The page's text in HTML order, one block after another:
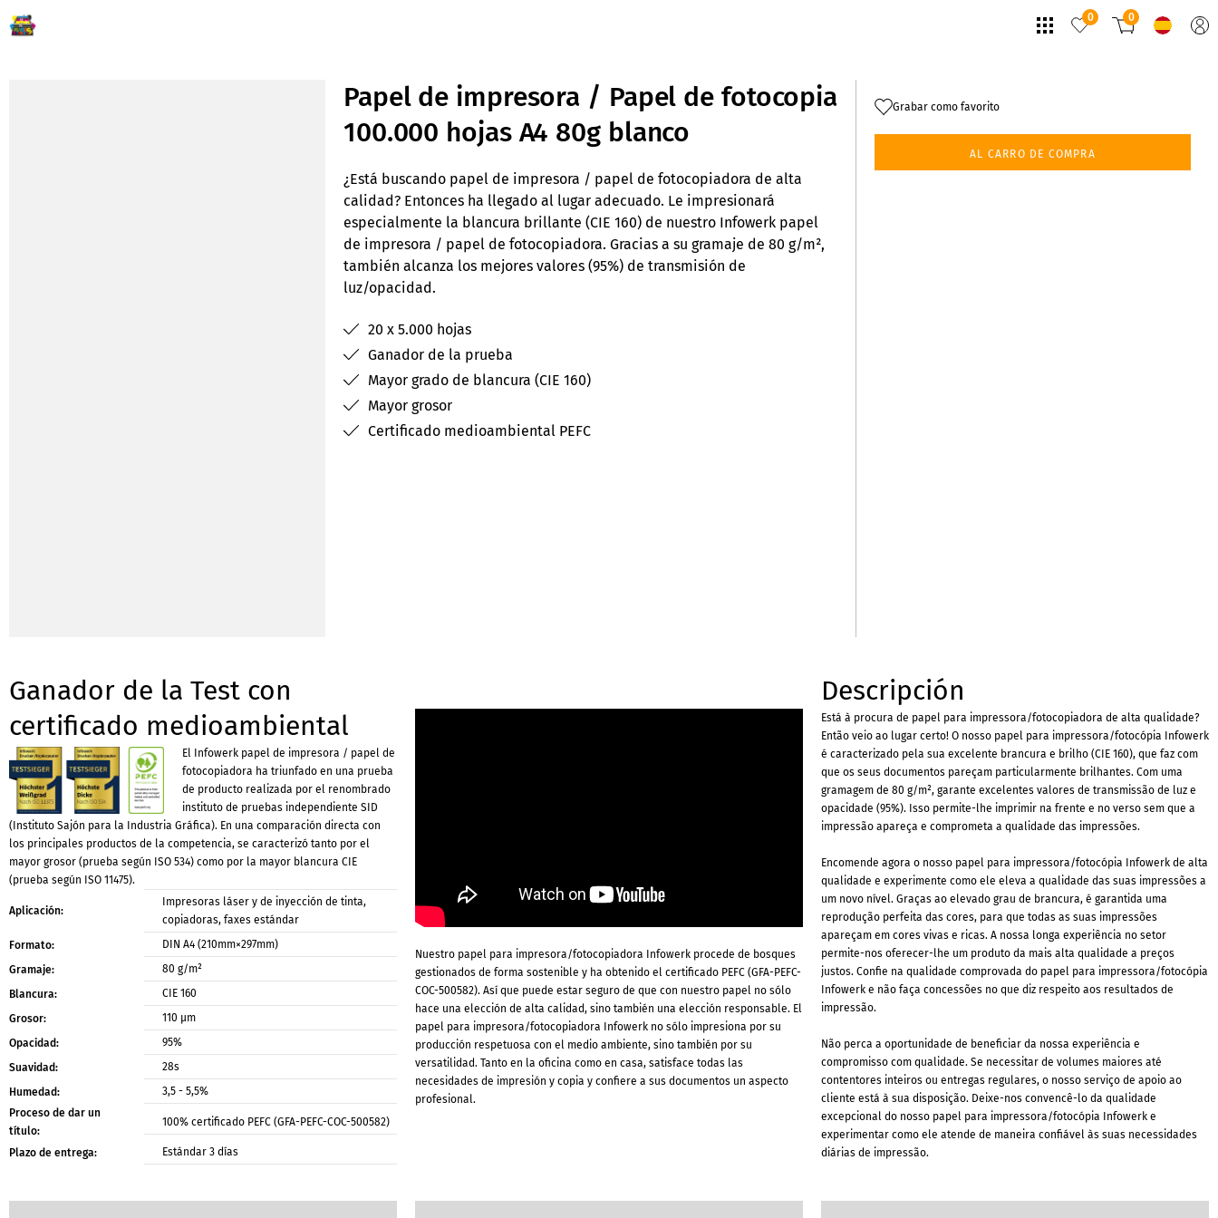
0 0
Papel de impresora / Papel de fotocopia
100.000 hojas A4 80g blanco
¿Está buscando papel de impresora / papel de fotocopiadora de alta
calidad? Entonces ha llegado al lugar adecuado. Le impresionará
especialmente la blancura brillante (CIE 160) de nuestro Infowerk papel
de impresora / papel de fotocopiadora. Gracias a su gramaje de 80 g/m²,
también alcanza los mejores valores (95%) de transmisión de
luz/opacidad.
20 x 5.000 hojas
Ganador de la prueba
Mayor grado de blancura (CIE 160)
Mayor grosor
Certificado medioambiental PEFC
Grabar como favorito
AL CARRO DE COMPRA
Ganador de la Test con
certificado medioambiental
El Infowerk papel de impresora / papel de
fotocopiadora ha triunfado en una prueba
de producto realizada por el renombrado
instituto de pruebas independiente SID
(Instituto Sajón para la Industria Gráfica). En una comparación directa con
los principales productos de la competencia, se caracterizó tanto por el
mayor grosor (prueba según ISO 534) como por la mayor blancura CIE
(prueba según ISO 11475).
Aplicación:
Impresoras láser y de inyección de tinta,
copiadoras, faxes estándar
Formato:
DIN A4 (210mm×297mm)
Gramaje:
80 g/m²
Blancura:
CIE 160
Grosor:
110 μm
Opacidad:
95%
Suavidad:
28s
Humedad:
3,5 - 5,5%
Proceso de dar un
título:
100% certificado PEFC (GFA-PEFC-COC-500582)
Plazo de entrega: Estándar 3 días
Nuestro papel para impresora/fotocopiadora Infowerk procede de bosques
gestionados de forma sostenible y ha obtenido el certificado PEFC (GFA-PEFC-
COC-500582). Así que puede estar seguro de que con nuestro papel no sólo
hace una elección de alta calidad, sino también una elección responsable. El
papel para impresora/fotocopiadora Infowerk no sólo impresiona por su
producción respetuosa con el medio ambiente, sino también por su
versatilidad. Tanto en la oficina como en casa, satisface todas las
necesidades de impresión y copia y confiere a sus documentos un aspecto
profesional.
Descripción
Está à procura de papel para impressora/fotocopiadora de alta qualidade?
Então veio ao lugar certo! O nosso papel para impressora/fotocópia Infowerk
é caracterizado pela sua excelente brancura e brilho (CIE 160), que faz com
que os seus documentos pareçam particularmente brilhantes. Com uma
gramagem de 80 g/m², garante excelentes valores de transmissão de luz e
opacidade (95%). Isso permite-lhe imprimir na frente e no verso sem que a
impressão apareça e comprometa a qualidade das impressões.
Encomende agora o nosso papel para impressora/fotocópia Infowerk de alta
qualidade e experimente como ele eleva a qualidade das suas impressões a
um novo nível. Graças ao elevado grau de brancura, é garantida uma
reprodução perfeita das cores, para que todas as suas impressões
apareçam em cores vivas e ricas. A nossa longa experiência no setor
permite-nos oferecer-lhe um produto da mais alta qualidade a preços
justos. Confie na qualidade comprovada do papel para impressora/fotocópia
Infowerk e não faça concessões no que diz respeito aos resultados de
impressão.
Não perca a oportunidade de beneficiar da nossa experiência e
compromisso com qualidade. Se necessitar de volumes maiores até
contentores inteiros ou entregas regulares, o nosso serviço de apoio ao
cliente está à sua disposição. Deixe-nos convencê-lo da qualidade
excepcional do nosso papel para impressora/fotocópia Infowerk e
experimentar como ele atende de maneira confiável às suas necessidades
diárias de impressão.